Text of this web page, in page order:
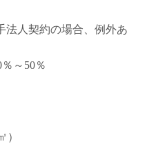
人契約の場合、例外あ
～50％
）